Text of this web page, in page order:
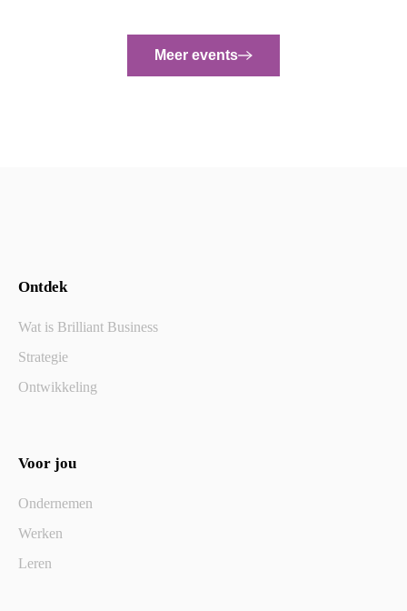
Meer events
Ontdek
Wat is Brilliant Business
Strategie
Ontwikkeling
Voor jou
Ondernemen
Werken
Leren